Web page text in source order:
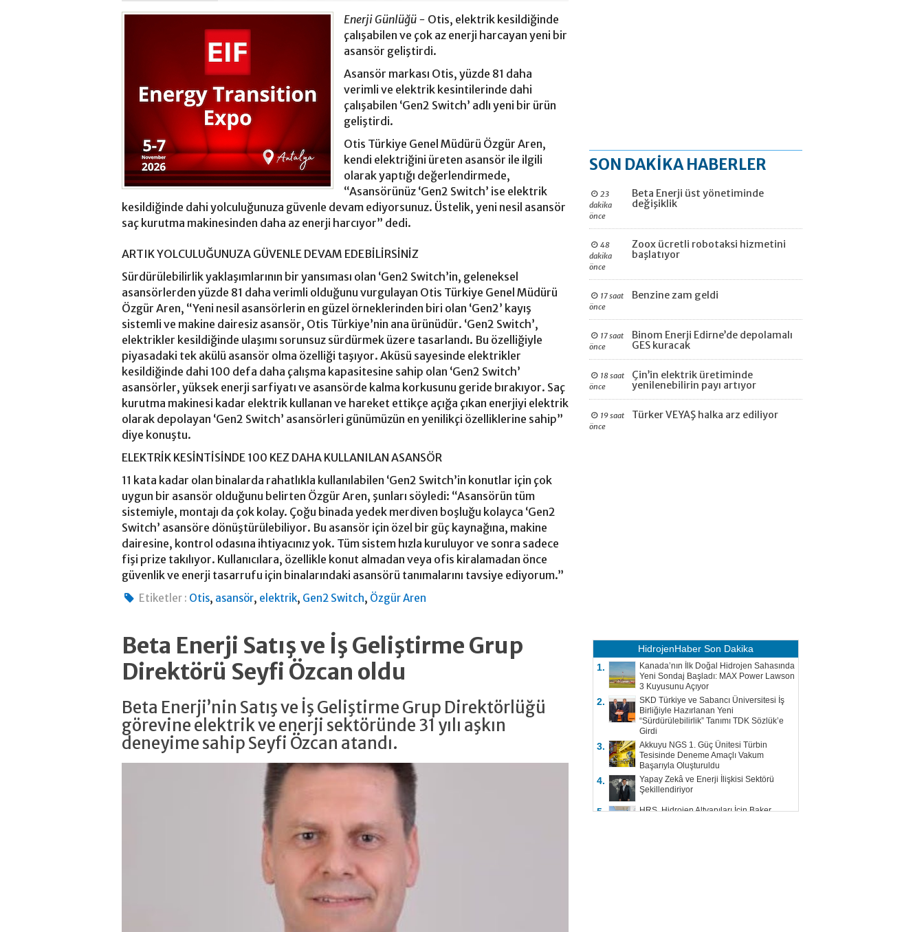
Enerji Günlüğü - Otis, elektrik kesildiğinde
çalışabilen ve çok az enerji harcayan yeni bir
asansör geliştirdi.
Asansör markası Otis, yüzde 81 daha
verimli ve elektrik kesintilerinde dahi
çalışabilen ‘Gen2 Switch’ adlı yeni bir ürün
geliştirdi.
Otis Türkiye Genel Müdürü Özgür Aren,
kendi elektriğini üreten asansör ile ilgili
olarak yaptığı değerlendirmede,
“Asansörünüz ‘Gen2 Switch’ ise elektrik
kesildiğinde dahi yolculuğunuza güvenle devam ediyorsunuz. Üstelik, yeni nesil asansör
saç kurutma makinesinden daha az enerji harcıyor” dedi.
ARTIK YOLCULUĞUNUZA GÜVENLE DEVAM EDEBİLİRSİNİZ
Sürdürülebilirlik yaklaşımlarının bir yansıması olan ‘Gen2 Switch’in, geleneksel
asansörlerden yüzde 81 daha verimli olduğunu vurgulayan Otis Türkiye Genel Müdürü
Özgür Aren, “Yeni nesil asansörlerin en güzel örneklerinden biri olan ‘Gen2’ kayış
sistemli ve makine dairesiz asansör, Otis Türkiye’nin ana ürünüdür. ‘Gen2 Switch’,
elektrikler kesildiğinde ulaşımı sorunsuz sürdürmek üzere tasarlandı. Bu özelliğiyle
piyasadaki tek akülü asansör olma özelliği taşıyor. Aküsü sayesinde elektrikler
kesildiğinde dahi 100 defa daha çalışma kapasitesine sahip olan ‘Gen2 Switch’
asansörler, yüksek enerji sarfiyatı ve asansörde kalma korkusunu geride bırakıyor. Saç
kurutma makinesi kadar elektrik kullanan ve hareket ettikçe açığa çıkan enerjiyi elektrik
olarak depolayan ‘Gen2 Switch’ asansörleri günümüzün en yenilikçi özelliklerine sahip”
diye konuştu.
ELEKTRİK KESİNTİSİNDE 100 KEZ DAHA KULLANILAN ASANSÖR
11 kata kadar olan binalarda rahatlıkla kullanılabilen ‘Gen2 Switch’in konutlar için çok
uygun bir asansör olduğunu belirten Özgür Aren, şunları söyledi: “Asansörün tüm
sistemiyle, montajı da çok kolay. Çoğu binada yedek merdiven boşluğu kolayca ‘Gen2
Switch’ asansöre dönüştürülebiliyor. Bu asansör için özel bir güç kaynağına, makine
dairesine, kontrol odasına ihtiyacınız yok. Tüm sistem hızla kuruluyor ve sonra sadece
fişi prize takılıyor. Kullanıcılara, özellikle konut almadan veya ofis kiralamadan önce
güvenlik ve enerji tasarrufu için binalarındaki asansörü tanımalarını tavsiye ediyorum.”
Etiketler : Otis, asansör, elektrik, Gen2 Switch, Özgür Aren
Beta Enerji Satış ve İş Geliştirme Grup
Direktörü Seyfi Özcan oldu
Beta Enerji’nin Satış ve İş Geliştirme Grup Direktörlüğü
görevine elektrik ve enerji sektöründe 31 yılı aşkın
deneyime sahip Seyfi Özcan atandı.
SON DAKİKA HABERLER
23
dakika
önce
Beta Enerji üst yönetiminde
değişiklik
48
dakika
önce
Zoox ücretli robotaksi hizmetini
başlatıyor
17 saat
önce
Benzine zam geldi
17 saat
önce
Binom Enerji Edirne’de depolamalı
GES kuracak
18 saat
önce
Çin’in elektrik üretiminde
yenilenebilirin payı artıyor
19 saat
önce
Türker VEYAŞ halka arz ediliyor
HidrojenHaber Son Dakika
1.
Kanada’nın İlk Doğal Hidrojen Sahasında
Yeni Sondaj Başladı: MAX Power Lawson
3 Kuyusunu Açıyor
2.
SKD Türkiye ve Sabancı Üniversitesi İş
Birliğiyle Hazırlanan Yeni
“Sürdürülebilirlik” Tanımı TDK Sözlük’e
Girdi
3.
Akkuyu NGS 1. Güç Ünitesi Türbin
Tesisinde Deneme Amaçlı Vakum
Başarıyla Oluşturuldu
4.
Yapay Zekâ ve Enerji İlişkisi Sektörü
Şekillendiriyor
5.
HRS, Hidrojen Altyapıları İçin Baker